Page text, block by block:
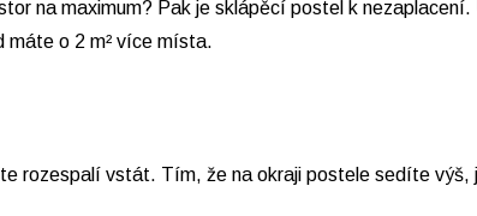
na maximum? Pak je sklápěcí postel k
máte o 2 m² více místa.
rozespalí vstát. Tím, že na okraji postele sedíte